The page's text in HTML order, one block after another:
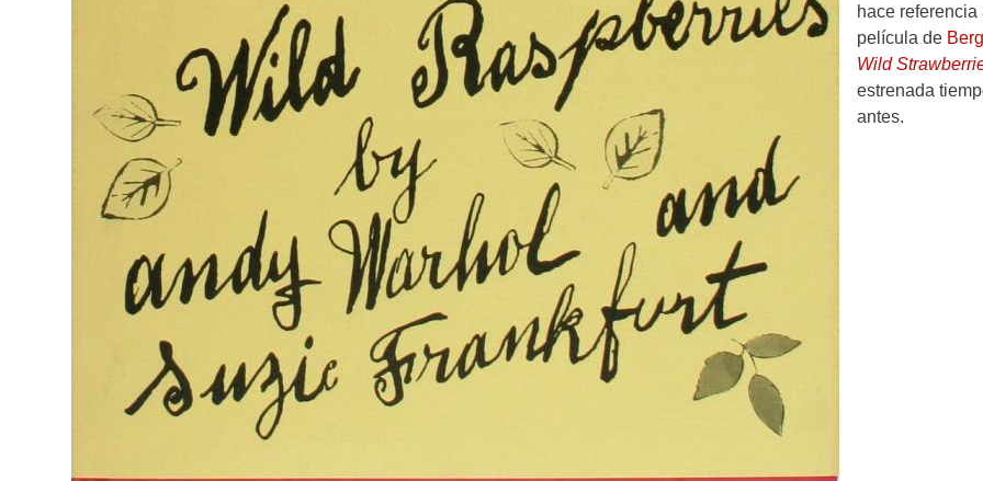
hace referencia
película de
Wild
estrenada
antes.